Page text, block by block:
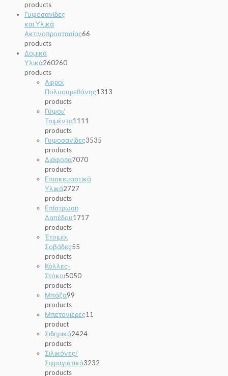
products
Γυψοσανίδες
και Υλικά
Ακτινοπροστασίας66
products
Δομικά
Υλικά260260
products
Αφροί
Πολυουρεθάνης1313
products
Γύψοι/
Τσιμέντα11 11
products
Γυψοσανίδες3535
products
Διάφορα7070
products
Επισκευαστικά
Υλικά2727
products
Επίστρωση
Δαπέδου1717
products
Έτοιμοι
Σοβάδες55
products
Κόλλες-
Στόκοι5050
products
Μπάζα99
products
Μπετονιέρες1 1
product
Σιδηρικά2424
products
Σιλικόνες/
Σφραγιστικά3232
products